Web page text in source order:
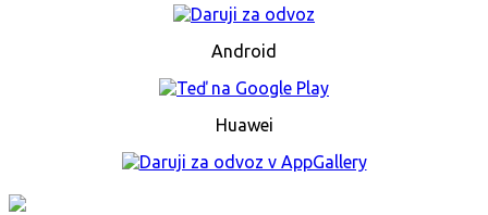
Android
Huawei